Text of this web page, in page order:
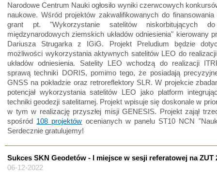
Narodowe Centrum Nauki ogłosiło wyniki czerwcowych
naukowe. Wśród projektów zakwalifikowanych do finansowania
grant pt. "Wykorzystanie satelitów niskorbitujących
międzynarodowych ziemskich układów odniesienia" kierowany
Dariusza Strugarka z IGiG. Projekt Preludium będzie
możliwości wykorzystania aktywnych satelitów LEO do
układów odniesienia. Satelity LEO wchodzą do realizacji
sprawą techniki DORIS, pomimo tego, że posiadają
GNSS na pokładzie oraz retroreflektory SLR. W projekcie
potencjał wykorzystania satelitów LEO jako platform
techniki geodezji satelitarnej. Projekt wpisuje się doskonale w
w tym w realizację przyszłej misji GENESIS. Projekt zajął
spośród 108 projektów ocenianych w panelu ST10 NCN
Serdecznie gratulujemy!
Sukces SKN Geodetów - I miejsce w sesji referatowej na ZUT
06-12-2022